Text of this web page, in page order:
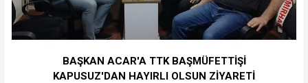
BAŞKAN ACAR'A TTK BAŞMÜFETTİŞİ
KAPUSUZ'DAN HAYIRLI OLSUN ZİYARETİ